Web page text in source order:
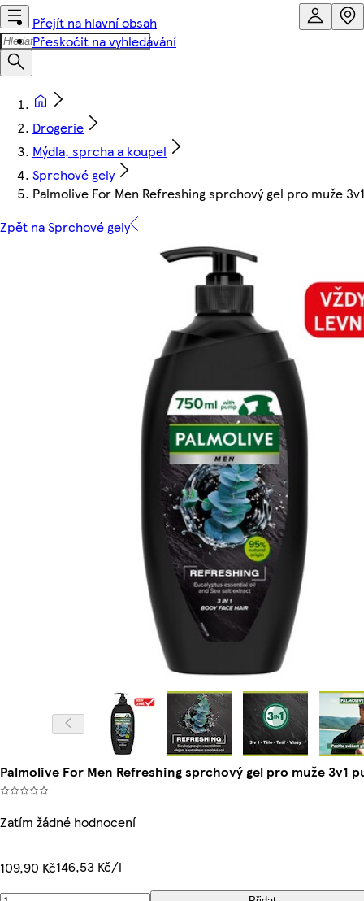
Přejít na hlavní obsah
Přeskočit na vyhledávání
Drogerie
Mýdla, sprcha a koupel
Sprchové gely
Palmolive For Men Refreshing sprchový gel pro muže
Zpět na Sprchové gely
Palmolive For Men Refreshing sprchový gel pro muže 3v1
Zatím žádné hodnocení
109,90 Kč146,53 Kč/l